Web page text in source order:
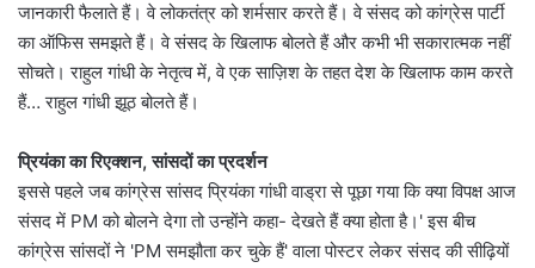
जानकारी फैलाते हैं। वे लोकतंत्र को शर्मसार करते हैं। वे संसद को कांग्रेस पार्टी
का ऑफिस समझते हैं। वे संसद के खिलाफ बोलते हैं और कभी भी सकारात्मक नहीं
सोचते। राहुल गांधी के नेतृत्व में, वे एक साज़िश के तहत देश के खिलाफ काम करते
हैं… राहुल गांधी झूठ बोलते हैं।
प्रियंका का रिएक्शन, सांसदों का प्रदर्शन
इससे पहले जब कांग्रेस सांसद प्रियंका गांधी वाड्रा से पूछा गया कि क्या विपक्ष आज
संसद में PM को बोलने देगा तो उन्होंने कहा- देखते हैं क्या होता है।' इस बीच
कांग्रेस सांसदों ने 'PM समझौता कर चुके हैं' वाला पोस्टर लेकर संसद की सीढ़ियों